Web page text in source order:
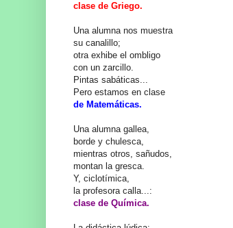
clase de Griego.
Una alumna nos muestra
su canalillo;
otra exhibe el ombligo
con un zarcillo.
Pintas sabáticas...
Pero estamos en clase
de Matemáticas.
Una alumna gallea,
borde y chulesca,
mientras otros, sañudos,
montan la gresca.
Y, ciclotímica,
la profesora calla...:
clase de Química.